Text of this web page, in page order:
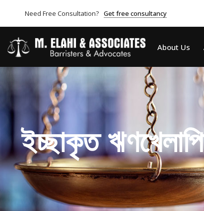
Need Free Consultation? Get free consultancy
About Us
ইচ্ছাকৃত